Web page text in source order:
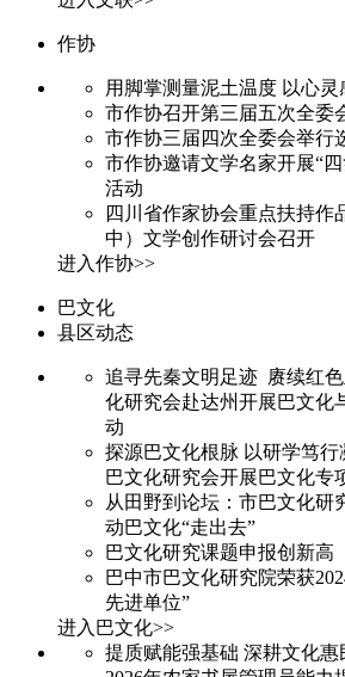
作协
用脚掌测量泥土温度 以心
市作协召开第三届五次全委
市作协三届四次全委会举行
市作协邀请文学名家开展“
活动
四川省作家协会重点扶持作
中）文学创作研讨会召开
进入作协>>
巴文化
县区动态
追寻先秦文明足迹 赓续红
化研究会赴达州开展巴文化
动
探源巴文化根脉 以研学笃
巴文化研究会开展巴文化专
从田野到论坛：市巴文化研
动巴文化“走出去”
巴文化研究课题申报创新高
巴中市巴文化研究院荣获
先进单位”
进入巴文化>>
提质赋能强基础 深耕文化